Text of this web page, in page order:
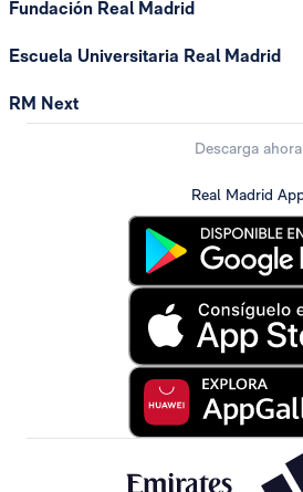
Fundación Real Madrid
Escuela Universitaria Real Madrid
RM Next
Descarga ahora
Real Madrid